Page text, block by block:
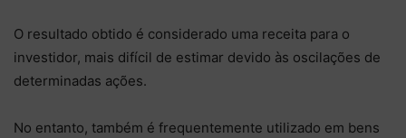
O resultado obtido é considerado uma receita para o
investidor, mais difícil de estimar devido às oscilações de
determinadas ações.
No entanto, também é frequentemente utilizado em bens